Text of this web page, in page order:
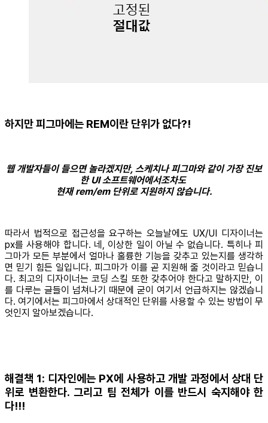
하지만 피그마에는 REM이란 단위가 없다?!
웹 개발자들이 들으면 놀라겠지만, 스케치나 피그마와 같이 가장 진보
한 UI 소프트웨어에서조차도
현재 rem/em 단위로 지원하지 않습니다.
따라서 법적으로 접근성을 요구하는 오늘날에도 UX/UI 디자이너는
px를 사용해야 합니다. 네, 이상한 일이 아닐 수 없습니다. 특히나 피
그마가 모든 부분에서 얼마나 훌륭한 기능을 갖추고 있는지를 생각하
면 믿기 힘든 일입니다. 피그마가 이를 곧 지원해 줄 것이라고 믿습니
다. 최고의 디자이너는 코딩 스킬 또한 갖추어야 한다고 말하지만, 이
를 다루는 글들이 넘쳐나기 때문에 굳이 여기서 언급하지는 않겠습니
다. 여기에서는 피그마에서 상대적인 단위를 사용할 수 있는 방법이 무
엇인지 알아보겠습니다.
해결책 1: 디자인에는 PX에 사용하고 개발 과정에서 상대 단
위로 변환한다. 그리고 팀 전체가 이를 반드시 숙지해야 한
다!!!